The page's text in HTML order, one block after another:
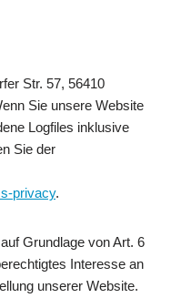
Str. 57, 56410
Sie unsere Website
Logfiles inklusive
Sie der
privacy.
Grundlage von Art. 6
Interesse an
unserer Website.